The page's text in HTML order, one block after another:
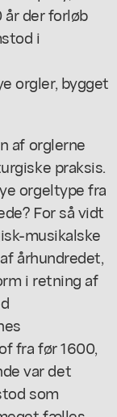
år der forløb
i
orgler, bygget
af orglerne
praksis.
orgeltype fra
For så vidt
musikalske
århundredet,
i retning af
fra før 1600,
var det
som